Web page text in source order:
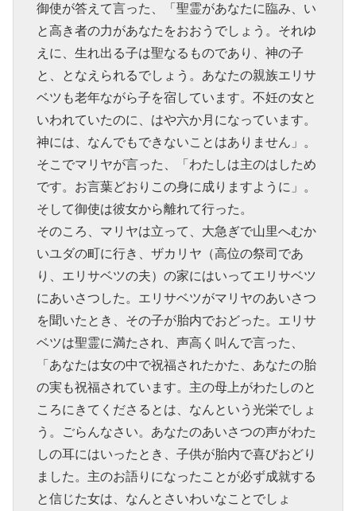
御使が答えて言った、「聖霊があなたに臨み、い
と高き者の力があなたをおおうでしょう。それゆ
えに、生れ出る子は聖なるものであり、神の子
と、となえられるでしょう。あなたの親族エリサ
ベツも老年ながら子を宿しています。不妊の女と
いわれていたのに、はや六か月になっています。
神には、なんでもできないことはありません」。
そこでマリヤが言った、「わたしは主のはしため
です。お言葉どおりこの身に成りますように」。
そして御使は彼女から離れて行った。
そのころ、マリヤは立って、大急ぎで山里へむか
いユダの町に行き、ザカリヤ（高位の祭司であ
り、エリサベツの夫）の家にはいってエリサベツ
にあいさつした。エリサベツがマリヤのあいさつ
を聞いたとき、その子が胎内でおどった。エリサ
ベツは聖霊に満たされ、声高く叫んで言った、
「あなたは女の中で祝福されたかた、あなたの胎
の実も祝福されています。主の母上がわたしのと
ころにきてくださるとは、なんという光栄でしょ
う。ごらんなさい。あなたのあいさつの声がわた
しの耳にはいったとき、子供が胎内で喜びおどり
ました。主のお語りになったことが必ず成就する
と信じた女は、なんとさいわいなことでしょ